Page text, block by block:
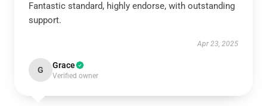
Fantastic standard, highly endorse, with outstanding
support.
Apr 23, 2025
G Grace
Verified owner